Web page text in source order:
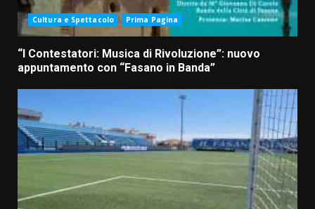
Cultura e Spettacolo Prima Pagina
“I Contestatori: Musica di Rivoluzione”: nuovo
appuntamento con “Fasano in Banda”